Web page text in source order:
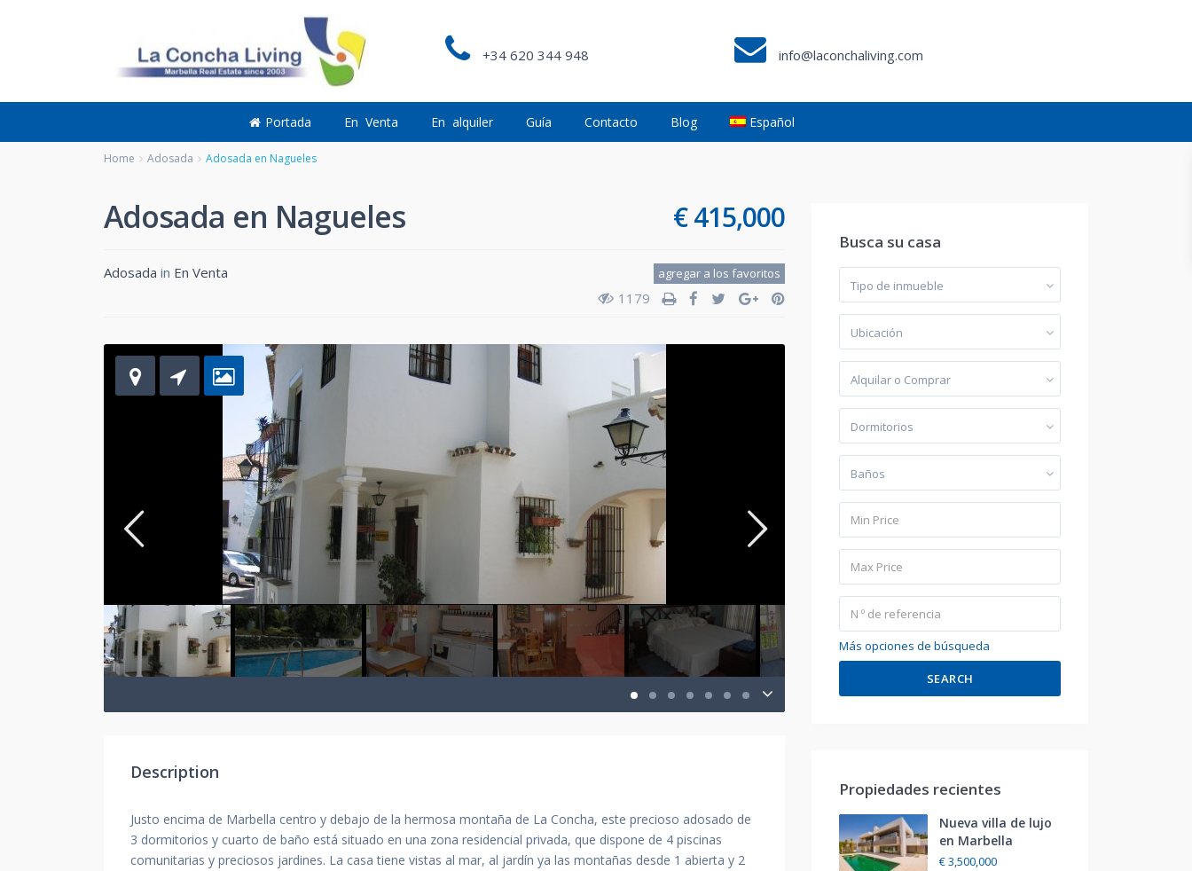
+34 620 344 948 info@laconchaliving.com
Portada En Venta En alquiler Guía Contacto Blog Español
Home Adosada Adosada en Nagueles
Adosada en Nagueles € 415,000
Adosada in En Venta agregar a los favoritos
1179
Description
Justo encima de Marbella centro y debajo de la hermosa montaña de La Concha, este precioso adosado de
3 dormitorios y cuarto de baño está situado en una zona residencial privada, que dispone de 4 piscinas
comunitarias y preciosos jardines. La casa tiene vistas al mar, al jardín ya las montañas desde 1 abierta y 2
Busca su casa
Tipo de inmueble
Ubicación
Alquilar o Comprar
Dormitorios
Baños
Más opciones de búsqueda
SEARCH
Propiedades recientes
Nueva villa de lujo
en Marbella
€ 3,500,000